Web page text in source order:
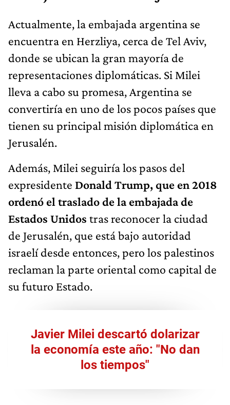
Actualmente, la embajada argentina se
encuentra en Herzliya, cerca de Tel Aviv,
donde se ubican la gran mayoría de
representaciones diplomáticas. Si Milei
lleva a cabo su promesa, Argentina se
convertiría en uno de los pocos países que
tienen su principal misión diplomática en
Jerusalén.
Además, Milei seguiría los pasos del
expresidente Donald Trump, que en 2018
ordenó el traslado de la embajada de
Estados Unidos tras reconocer la ciudad
de Jerusalén, que está bajo autoridad
israelí desde entonces, pero los palestinos
reclaman la parte oriental como capital de
su futuro Estado.
Javier Milei descartó dolarizar
la economía este año: "No dan
los tiempos"